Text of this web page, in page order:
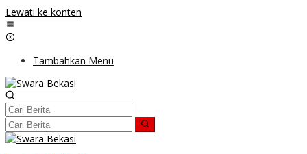
Lewati ke konten
Tambahkan Menu